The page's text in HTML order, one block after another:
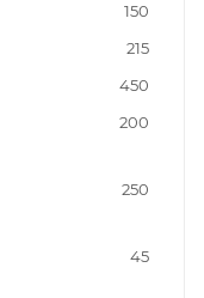
150
215
450
200
250
45